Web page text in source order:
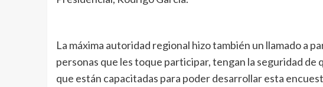
La máxima autoridad regional hizo también un llamado a
personas que les toque participar, tengan la seguridad de
que están capacitadas para poder desarrollar esta